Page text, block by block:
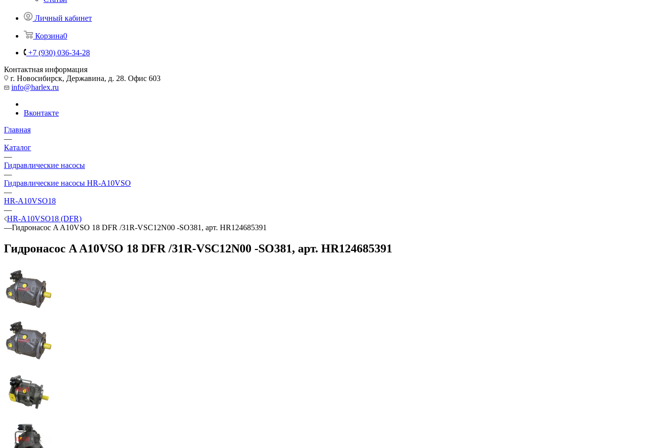
Личный кабинет
Корзина0
+7 (930) 036-34-28
Контактная информация
г. Новосибирск, Державина, д. 28. Офис 603
info@harlex.ru
Вконтакте
Главная
—
Каталог
—
Гидравлические насосы
—
Гидравлические насосы HR-A10VSO
—
HR-A10VSO18
—
HR-A10VSO18 (DFR)
—Гидронасос A A10VSO 18 DFR /31R-VSC12N00 -SO381, арт. HR124685391
Гидронасос A A10VSO 18 DFR /31R-VSC12N00 -SO381, арт. HR124685391